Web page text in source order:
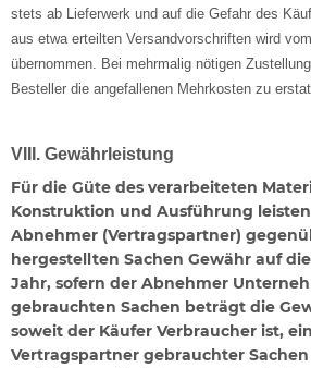
stets ab Lieferwerk und auf die Gefahr des
aus etwa erteilten Versandvorschriften wird
übernommen. Bei mehrmalig nötigen
Besteller die angefallenen Mehrkosten zu
VIII. Gewährleistung
Für die Güte des verarbeiteten
Konstruktion und Ausführung
Abnehmer (Vertragspartner)
hergestellten Sachen Gewähr auf
Jahr, sofern der Abnehmer
gebrauchten Sachen beträgt die
soweit der Käufer Verbraucher ist,
Vertragspartner gebrauchter